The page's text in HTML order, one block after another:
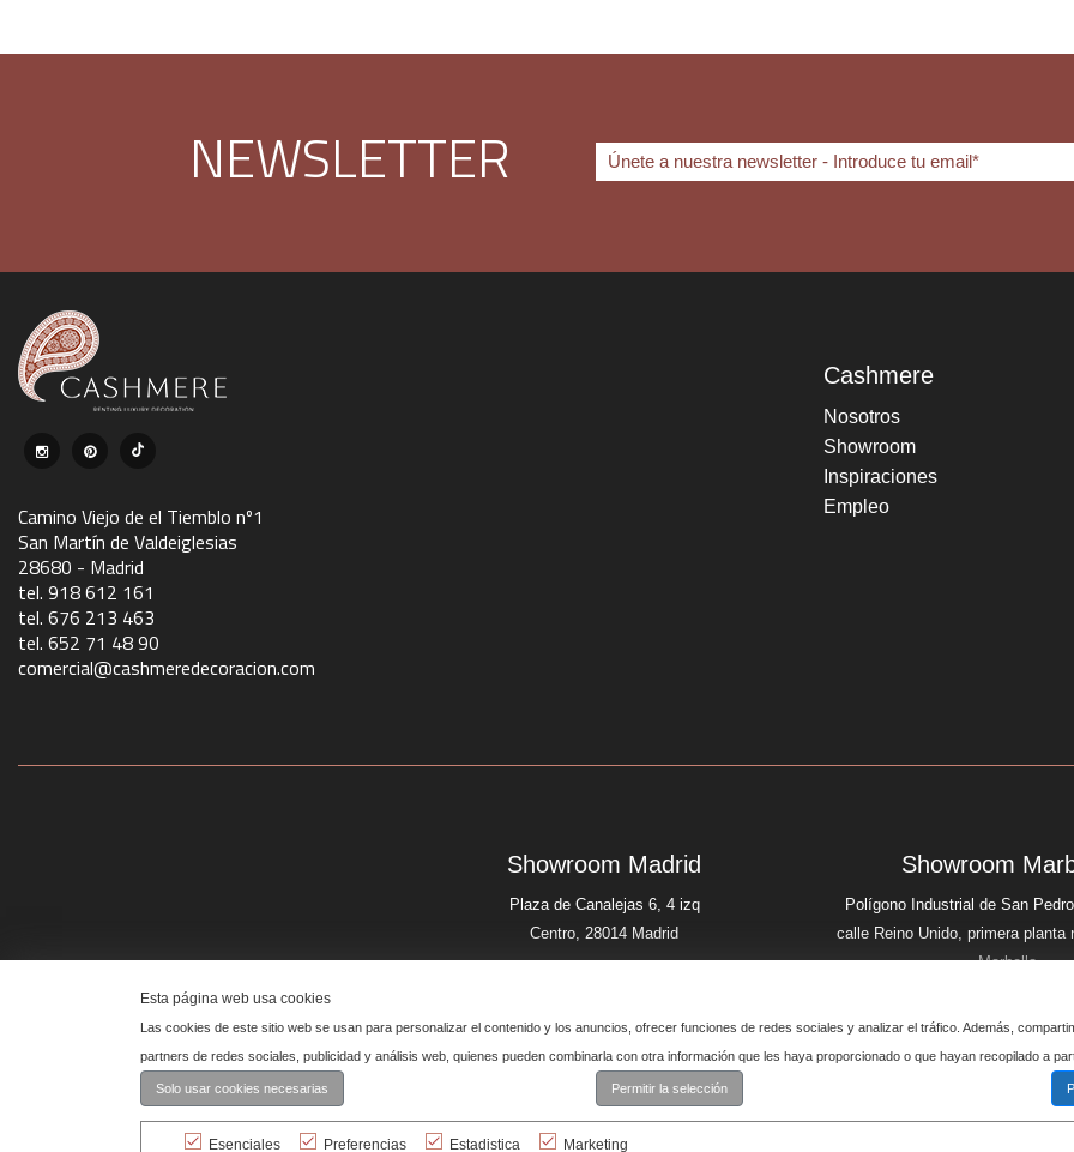
NEWSLETTER
Camino Viejo de el Tiemblo nº1
San Martín de Valdeiglesias
28680 - Madrid
tel. 918 612 161
tel. 676 213 463
tel. 652 71 48 90
comercial@cashmeredecoracion.com
Cashmere
Nosotros
Showroom
Inspiraciones
Empleo
Showroom Madrid
Plaza de Canalejas 6, 4 izq
Centro, 28014 Madrid
Showroom
Polígono Industrial de San
calle Reino Unido, primera planta
Marbella
© Cashmere 2026 Todos los derechos reservados.
Esta página web usa cookies
Las cookies de este sitio web se usan para personalizar el contenido y los anuncios, ofrecer funciones de redes sociales y analizar el tráfico. Además,
partners de redes sociales, publicidad y análisis web, quienes pueden combinarla con otra información que les haya proporcionado o que hayan recopilado a
Solo usar cookies necesarias Permitir la selección
Esenciales Preferencias Estadistica Marketing